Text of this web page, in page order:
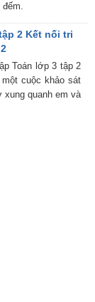
đếm.
2 Kết nối tri
Toán lớp 3 tập 2
cuộc khảo sát
quanh em và